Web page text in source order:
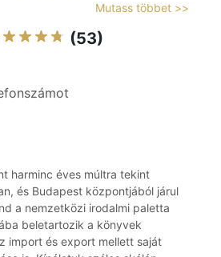
Mutass többet >>
(53)
harminc éves múltra tekint
és Budapest központjából járul
a nemzetközi irodalmi paletta
beletartozik a könyvek
import és export mellett saját